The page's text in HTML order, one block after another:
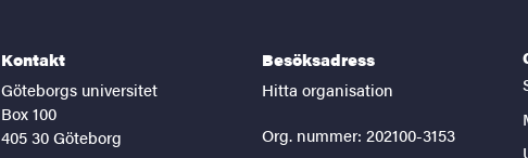
Kontakt
Göteborgs universitet
Box 100
405 30 Göteborg
Besöksadress
Hitta organisation
Org. nummer: 202100-3153